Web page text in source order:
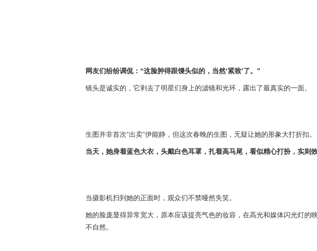
网友们纷纷调侃：“这脸肿得跟馒头似的，当然‘紧致’了。”
镜头是诚实的，它剥去了明星们身上的滤镜和光环，露出了最真实的一面。
生图并非首次“出卖”伊能静，但这次春晚的生图，无疑让她的形象大打折扣。
当天，她身着蓝色大衣，头戴白色耳罩，扎着高马尾，看似精心打扮，实则效
当摄影机扫到她的正面时，观众们不禁哑然失笑。
她的脸庞显得异常宽大，原本应该提亮气色的妆容，在高光和媒体闪光灯的
不自然。